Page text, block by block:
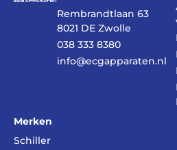
Rembrandtlaan 63
8021 DE Zwolle
038 333 8380
info@ecgapparaten.nl
Merken
Schiller